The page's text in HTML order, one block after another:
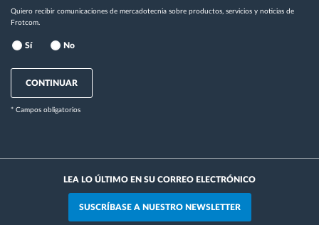
Quiero recibir comunicaciones de mercadotecnia sobre productos, servicios y noticias de
Frotcom.
Sí No
CONTINUAR
* Campos obligatorios
LEA LO ÚLTIMO EN SU CORREO ELECTRÓNICO
SUSCRÍBASE A NUESTRO NEWSLETTER